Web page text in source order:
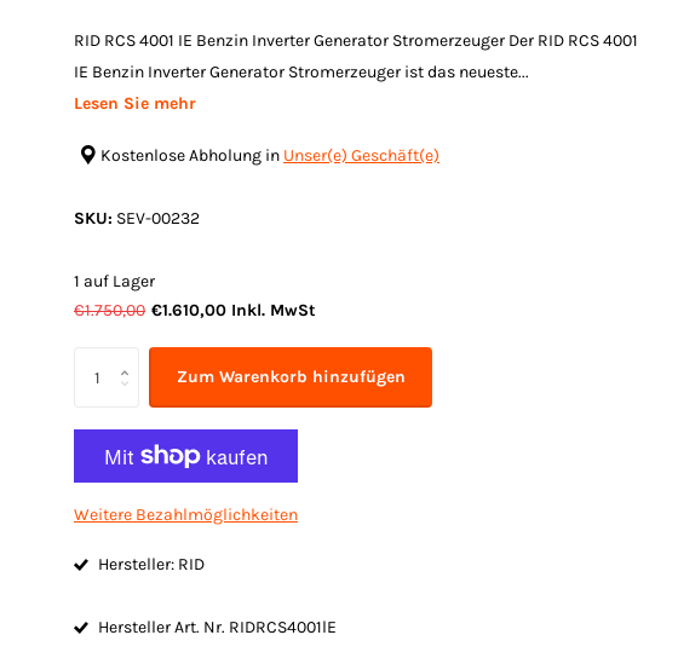
RID RCS 4001 IE Benzin Inverter Generator Stromerzeuger Der RID RCS 4001
IE Benzin Inverter Generator Stromerzeuger ist das neueste...
Lesen Sie mehr
Kostenlose Abholung in Unser(e) Geschäft(e)
SKU: SEV-00232
1 auf Lager
€1.750,00 €1.610,00 Inkl. MwSt
Zum Warenkorb hinzufügen
Weitere Bezahlmöglichkeiten
Hersteller: RID
Hersteller Art. Nr. RIDRCS4001lE